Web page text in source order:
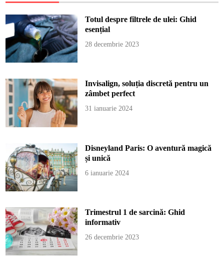
Totul despre filtrele de ulei: Ghid
esențial
28 decembrie 2023
Invisalign, soluția discretă pentru un
zâmbet perfect
31 ianuarie 2024
Disneyland Paris: O aventură magică
și unică
6 ianuarie 2024
Trimestrul 1 de sarcină: Ghid
informativ
26 decembrie 2023